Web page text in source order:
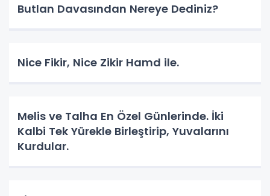
Butlan Davasından Nereye Dediniz?
Nice Fikir, Nice Zikir Hamd ile.
Melis ve Talha En Özel Günlerinde. İki
Kalbi Tek Yürekle Birleştirip, Yuvalarını
Kurdular.